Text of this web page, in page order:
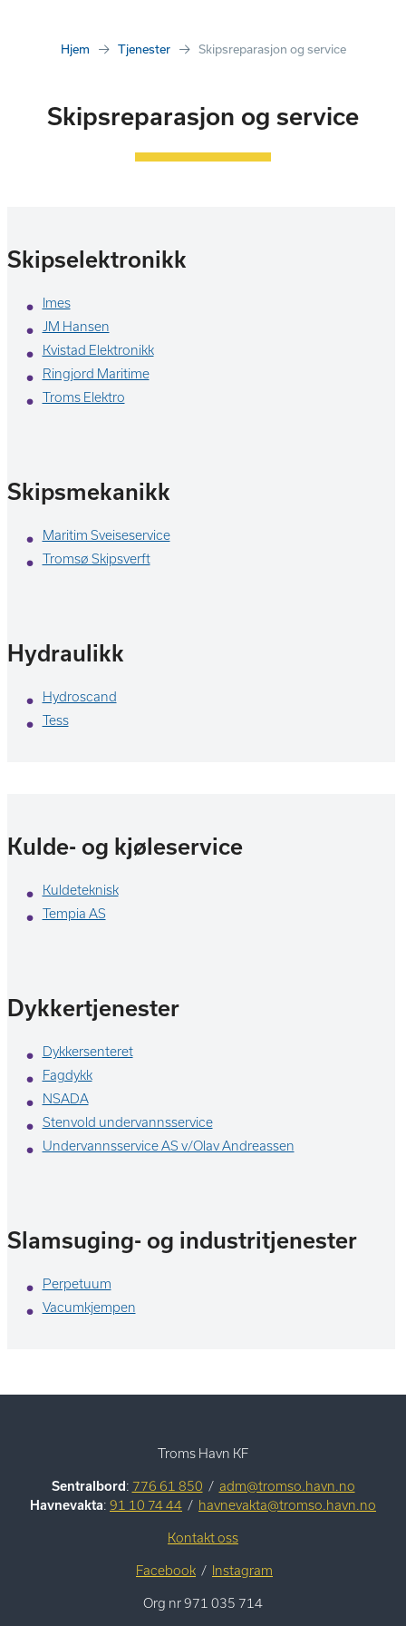
Hjem Tjenester Skipsreparasjon og service
Skipsreparasjon og service
Skipselektronikk
Imes
JM Hansen
Kvistad Elektronikk
Ringjord Maritime
Troms Elektro
Skipsmekanikk
Maritim Sveiseservice
Tromsø Skipsverft
Hydraulikk
Hydroscand
Tess
Kulde- og kjøleservice
Kuldeteknisk
Tempia AS
Dykkertjenester
Dykkersenteret
Fagdykk
NSADA
Stenvold undervannsservice
Undervannsservice AS v/Olav Andreassen
Slamsuging- og industritjenester
Perpetuum
Vacumkjempen
Troms Havn KF
Sentralbord : 776 61 850 / adm@tromso.havn.no
Havnevakta: 91 10 74 44 / havnevakta@tromso.havn.no
Kontakt oss
Facebook / Instagram
Org nr 971 035 714